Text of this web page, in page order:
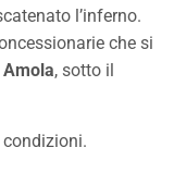
l’inferno.
che si
, sotto il